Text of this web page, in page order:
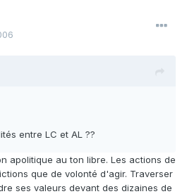
entre LC et AL ??
apolitique au ton libre. Les actions de
que de volonté d'agir. Traverser
ses valeurs devant des dizaines de